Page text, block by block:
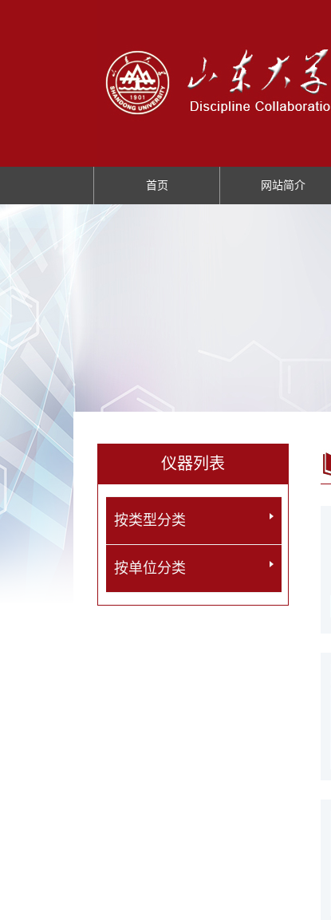
首页 网站简介
仪器列表
按类型分类
按单位分类